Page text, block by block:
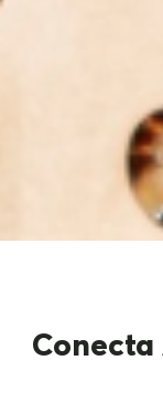
Conecta